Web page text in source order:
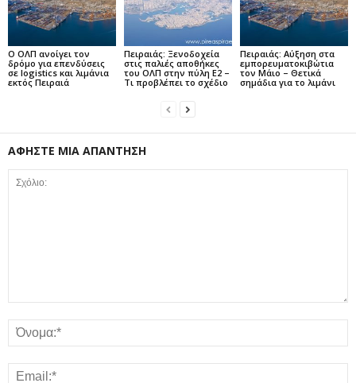
Ο ΟΛΠ ανοίγει τον
δρόμο για επενδύσεις
σε logistics και λιμάνια
εκτός Πειραιά
Πειραιάς: Ξενοδοχεία
στις παλιές αποθήκες
του ΟΛΠ στην πύλη Ε2 –
Τι προβλέπει το σχέδιο
Πειραιάς: Αύξηση στα
εμπορευματοκιβώτια
τον Μάιο – Θετικά
σημάδια για το λιμάνι
ΑΦΗΣΤΕ ΜΙΑ ΑΠΑΝΤΗΣΗ